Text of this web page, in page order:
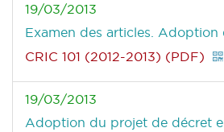
19/03/2013
Examen des articles. Adoption
CRIC 101 (2012-2013) (PDF)
19/03/2013
Adoption du projet de décret